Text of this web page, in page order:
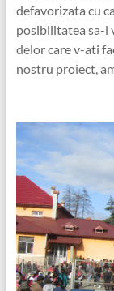
defavorizata cu
posibilitatea sa-l
delor care v-ati
nostru proiect,